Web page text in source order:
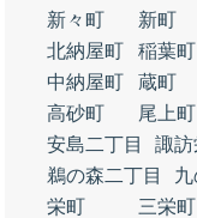
新々町
新町
北納屋町
稲葉町
中納屋町
蔵町
高砂町
尾上町
安島二丁目
諏
鵜の森二丁目
栄町
三栄町